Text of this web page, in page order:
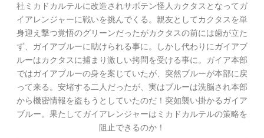
社ミカドカルテルに改造されサボテン怪人カクタスとなってガ
イアレンジャーに戦いを挑んでくる。親友としてカクタスを単
身迎え撃つ覚悟のグリーンだったがカクタスの前には歯が立た
ず、ガイアブルーに助けられる事に。しかし代わりにガイアブ
ルーはカクタスに捕まり激しい拷問を受ける事に。ガイア本部
ではガイアブルーの身を案じていたが、突然ブルーが本部に戻
って来る。安堵する二人だったが、実はブルーは洗脳され本部
から機密情報を盗もうとしていたのだ！突如襲い掛かるガイア
ブルー。果たしてガイアレンジャーはミカドカルテルの策略を
阻止できるのか！